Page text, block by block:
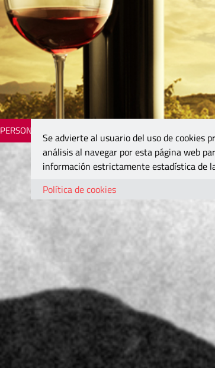
PERSONAJES
Se advierte al usuario del uso de cookies
análisis al navegar por esta página web
información estrictamente estadística de
Política de cookies